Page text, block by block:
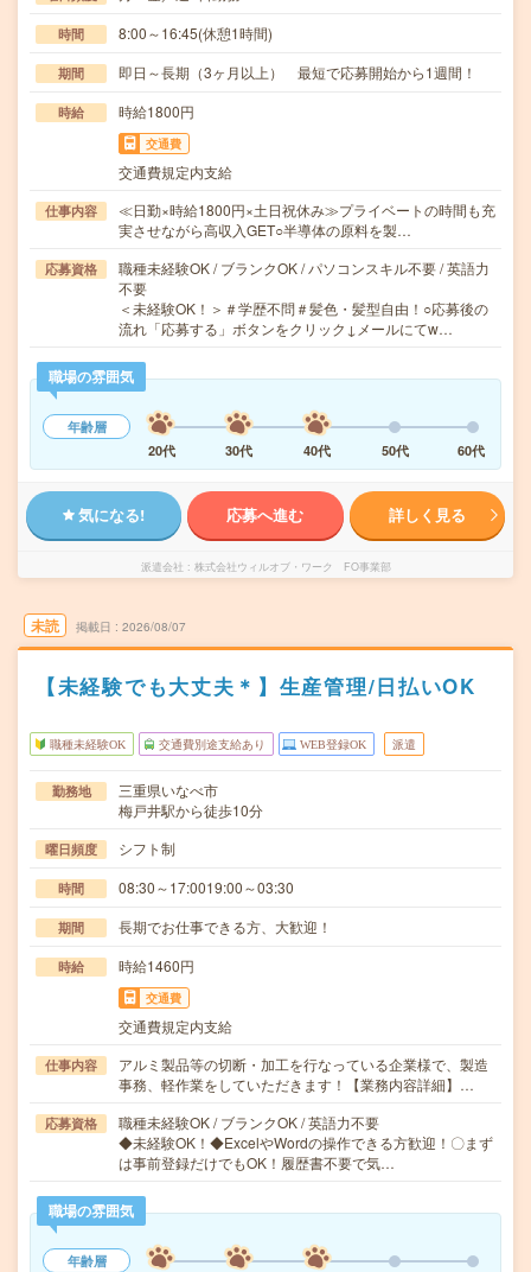
時間 8:00～16:45(休憩1時間)
期間 即日～長期（3ヶ月以上） 最短で応募開始から1週間！
時給 時給1800円
交通費
交通費規定内支給
仕事内容
≪日勤×時給1800円×土日祝休み≫プライベートの時間も充
実させながら高収入GET○半導体の原料を製…
応募資格
職種未経験OK / ブランクOK / パソコンスキル不要 / 英語力
不要
＜未経験OK！＞＃学歴不問＃髪色・髪型自由！○応募後の
流れ「応募する」ボタンをクリック↓メールにてw…
職場の雰囲気
年齢層
20代
30代 40代 50代 60代
気になる! 応募へ進む 詳しく見る
派遣会社 株式会社ウィルオブ・ワーク FO事業部
未読 掲載日 2026/08/07
【未経験でも大丈夫＊】生産管理/日払いOK
職種未経験OK 交通費別途支給あり WEB登録OK 派遣
勤務地
三重県いなべ市
梅戸井駅から徒歩10分
曜日頻度 シフト制
時間 08:30～17:0019:00～03:30
期間 長期でお仕事できる方、大歓迎！
時給 時給1460円
交通費
交通費規定内支給
仕事内容
アルミ製品等の切断・加工を行なっている企業様で、製造
事務、軽作業をしていただきます！【業務内容詳細】…
応募資格
職種未経験OK / ブランクOK / 英語力不要
◆未経験OK！◆ExcelやWordの操作できる方歓迎！〇まず
は事前登録だけでもOK！履歴書不要で気…
職場の雰囲気
年齢層